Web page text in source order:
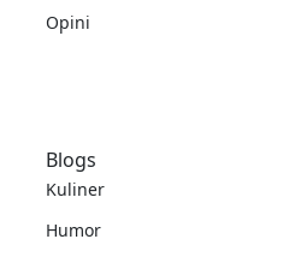
Opini
Blogs
Kuliner
Humor